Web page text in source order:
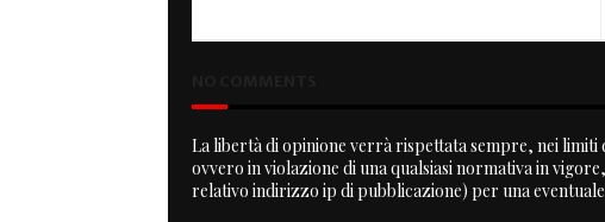
La libertà di opinione verrà rispettata sempre, nei
ovvero in violazione di una qualsiasi normativa in
relativo indirizzo ip di pubblicazione) per una